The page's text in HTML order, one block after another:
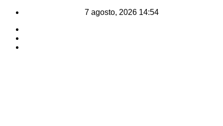
Saltar
7 agosto, 2026 14:54